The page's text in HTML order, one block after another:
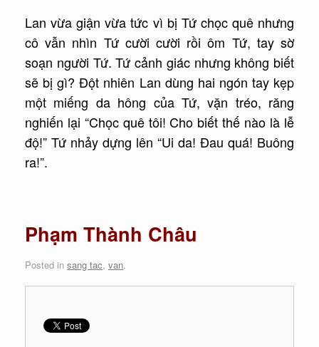
Lan vừa giận vừa tức vì bị Tứ chọc quê nhưng
cô vẫn nhìn Tứ cười cười rồi ôm Tứ, tay sờ
soạn người Tứ. Tứ cảnh giác nhưng không biết
sẽ bị gì? Đột nhiên Lan dùng hai ngón tay kẹp
một miếng da hông của Tứ, vặn tréo, răng
nghiến lại “Chọc quê tôi! Cho biết thế nào là lễ
độ!” Tứ nhảy dựng lên “Ui da! Đau quá! Buông
ra!”.
Phạm Thành Châu
Posted in sang tac, van.